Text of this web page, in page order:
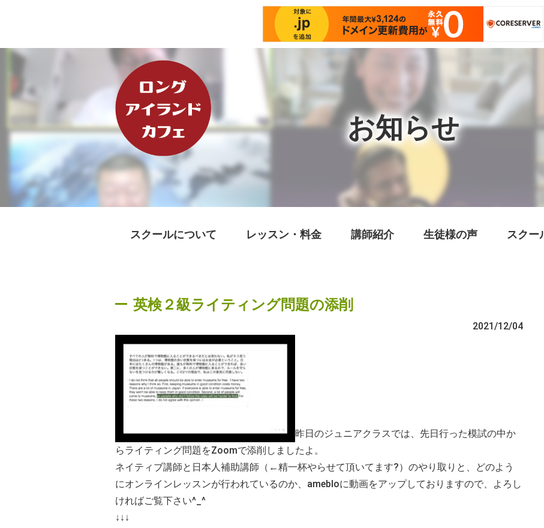
お知らせ
スクールについて レッスン・料金 講師紹介 生徒様の声 スクー
英検２級ライティング問題の添削
2021/12/04
昨日のジュニアクラスでは、先日行った模試の中か
らライティング問題をZoomで添削しましたよ。
ネイティブ講師と日本人補助講師（←精一杯やらせて頂いてます?）のやり取りと、どのよう
にオンラインレッスンが行われているのか、amebloに動画をアップしておりますので、よろし
ければご覧下さい^_^
↓↓↓